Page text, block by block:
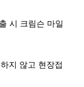
시 크림슨 마일
지 않고 현장접